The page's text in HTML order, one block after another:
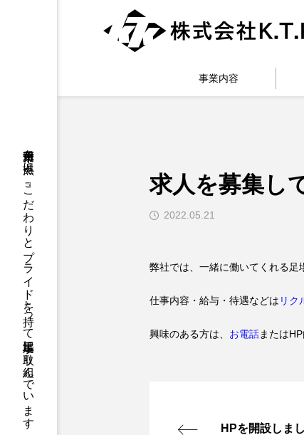
千葉県市川市を拠点に、『こだわりとプライド』を持って足場工事に取り組んでいます
事業内容
求人を募集し
2022.05.21
弊社では、一緒に働いてくれる足
仕事内容・給与・待遇などは リク
興味のある方は、 お電話または
HPを開設しま